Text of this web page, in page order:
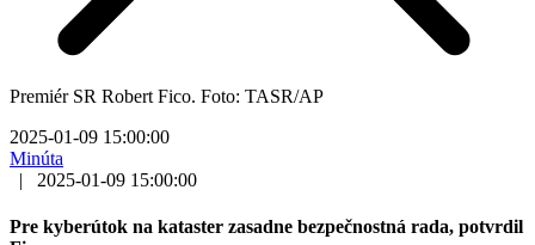
Premiér SR Robert Fico. Foto: TASR/AP
2025-01-09 15:00:00
Minúta
|
2025-01-09 15:00:00
Pre kyberútok na kataster zasadne bezpečnostná rada, potvrdil